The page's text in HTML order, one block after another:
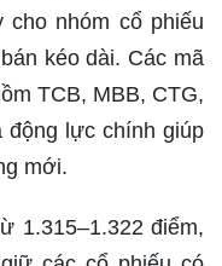
cho nhóm cổ phiếu
kéo dài. Các mã
TCB, MBB, CTG,
động lực chính giúp
mới.
1.315–1.322 điểm,